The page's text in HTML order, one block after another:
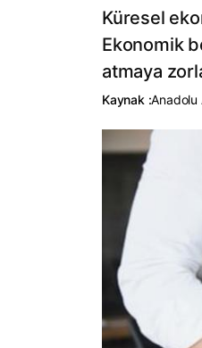
Küresel
Ekonomik
atmaya
Kaynak :Anadolu